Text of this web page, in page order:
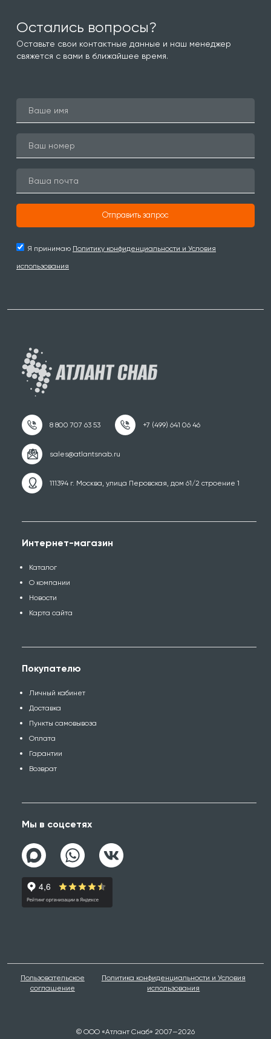
Остались вопросы?
Оставьте свои контактные данные и наш менеджер
свяжется с вами в ближайшее время.
Отправить запрос
Я принимаю Политику конфиденциальности и Условия
использования
111394 г. Москва, улица Перовская, дом 61/2 строение 1
Интернет-магазин
Каталог
О компании
Новости
Карта сайта
Покупателю
Личный кабинет
Доставка
Пункты самовывоза
Оплата
Гарантии
Возврат
Мы в соцсетях
© ООО «Атлант Снаб» 2007—2026
Пользовательское
соглашение
Политика конфиденциальности и Условия
использования